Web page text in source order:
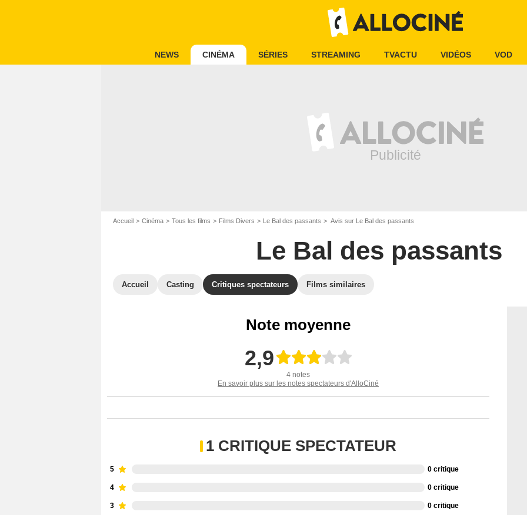
NEWS CINÉMA SÉRIES STREAMING TVACTU VIDÉOS VOD
Accueil Cinéma Tous les films Films Divers Le Bal des passants Avis sur Le Bal des passants
Le Bal des passants
Accueil Casting Critiques spectateurs Films similaires
Note moyenne
2,9
4 notes
En savoir plus sur les notes spectateurs d'AlloCiné
1 CRITIQUE SPECTATEUR
5 0 critique
4 0 critique
3 0 critique